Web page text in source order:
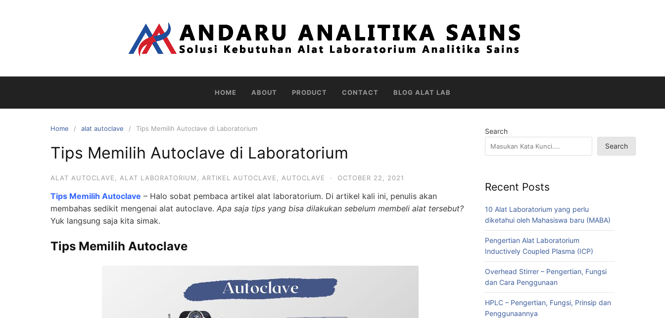
HOME ABOUT PRODUCT CONTACT BLOG ALAT LAB
Home alat autoclave Tips Memilih Autoclave di Laboratorium
Tips Memilih Autoclave di Laboratorium
ALAT AUTOCLAVE ALAT LABORATORIUM ARTIKEL AUTOCLAVE AUTOCLAVE · OCTOBER 22, 2021
Tips Memilih Autoclave – Halo sobat pembaca artikel alat laboratorium. Di artikel kali ini, penulis akan
membahas sedikit mengenai alat autoclave. Apa saja tips yang bisa dilakukan sebelum membeli alat tersebut?
Yuk langsung saja kita simak.
Tips Memilih Autoclave
Search
Search
Recent Posts
10 Alat Laboratorium yang perlu
diketahui oleh Mahasiswa baru (MABA)
Pengertian Alat Laboratorium
Inductively Coupled Plasma (ICP)
Overhead Stirrer – Pengertian, Fungsi
dan Cara Penggunaan
HPLC – Pengertian, Fungsi, Prinsip dan
Penggunaannya